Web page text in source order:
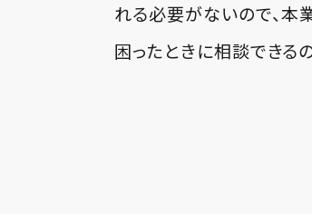
れる必要がないので、本
困ったときに相談できる